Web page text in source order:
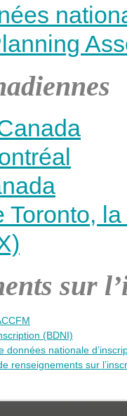
Toronto,
sur
(BDNI)
données nationale
renseignements sur